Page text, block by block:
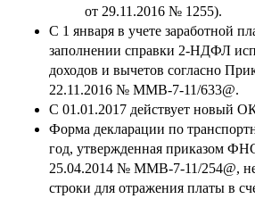
от 29.11.2016 № 1255).
С 1 января в учете заработной
заполнении справки 2-НДФЛ
доходов и вычетов согласно
22.11.2016 № ММВ-7-11/633@.
С 01.01.2017 действует новый
Форма декларации по
год, утвержденная приказом
25.04.2014 № ММВ-7-11/254@,
строки для отражения платы в